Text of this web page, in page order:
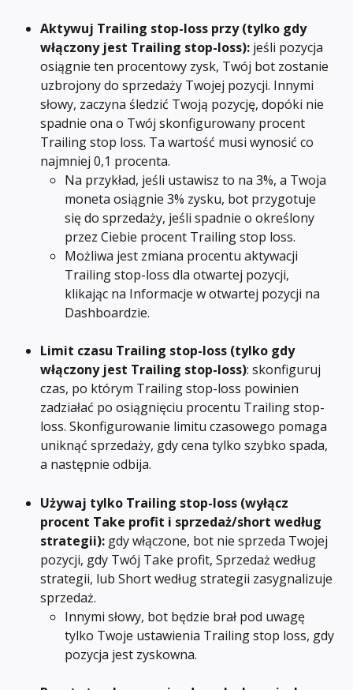
Aktywuj Trailing stop-loss przy (tylko gdy
włączony jest Trailing stop-loss): jeśli pozycja
osiągnie ten procentowy zysk, Twój bot zostanie
uzbrojony do sprzedaży Twojej pozycji. Innymi
słowy, zaczyna śledzić Twoją pozycję, dopóki nie
spadnie ona o Twój skonfigurowany procent
Trailing stop loss. Ta wartość musi wynosić co
najmniej 0,1 procenta.
Na przykład, jeśli ustawisz to na 3%, a Twoja
moneta osiągnie 3% zysku, bot przygotuje
się do sprzedaży, jeśli spadnie o określony
przez Ciebie procent Trailing stop loss.
Możliwa jest zmiana procentu aktywacji
Trailing stop-loss dla otwartej pozycji,
klikając na Informacje w otwartej pozycji na
Dashboardzie.
Limit czasu Trailing stop-loss (tylko gdy
włączony jest Trailing stop-loss): skonfiguruj
czas, po którym Trailing stop-loss powinien
zadziałać po osiągnięciu procentu Trailing stop-
loss. Skonfigurowanie limitu czasowego pomaga
uniknąć sprzedaży, gdy cena tylko szybko spada,
a następnie odbija.
Używaj tylko Trailing stop-loss (wyłącz
procent Take profit i sprzedaż/short według
strategii): gdy włączone, bot nie sprzeda Twojej
pozycji, gdy Twój Take profit, Sprzedaż według
strategii, lub Short według strategii zasygnalizuje
sprzedaż.
Innymi słowy, bot będzie brał pod uwagę
tylko Twoje ustawienia Trailing stop loss, gdy
pozycja jest zyskowna.